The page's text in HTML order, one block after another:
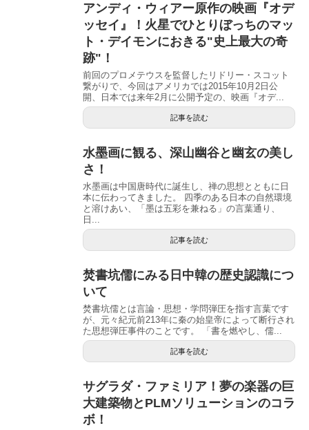
アンディ・ウィアー原作の映画『オデ
ッセイ』！火星でひとりぼっちのマッ
ト・デイモンにおきる"史上最大の奇
跡"！
前回のプロメテウスを監督したリドリー・スコット
繋がりで、今回はアメリカでは2015年10月2日公
開、日本では来年2月に公開予定の、映画『オデ...
記事を読む
水墨画に観る、深山幽谷と幽玄の美し
さ！
水墨画は中国唐時代に誕生し、禅の思想とともに日
本に伝わってきました。 四季のある日本の自然環境
と溶けあい、「墨は五彩を兼ねる」の言葉通り、
日...
記事を読む
焚書坑儒にみる日中韓の歴史認識につ
いて
焚書坑儒とは言論・思想・学問弾圧を指す言葉です
が、元々紀元前213年に秦の始皇帝によって断行され
た思想弾圧事件のことです。 「書を燃やし、儒...
記事を読む
サグラダ・ファミリア！夢の楽器の巨
大建築物とPLMソリューションのコラ
ボ！